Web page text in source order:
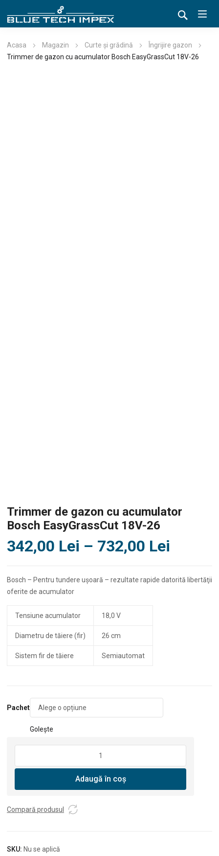
Acasa Magazin Curte și grădină
Îngrijire gazon
Trimmer de gazon cu acumulator Bosch EasyGrassCut 18V-26
Trimmer de gazon cu acumulator
Bosch EasyGrassCut 18V-26
342,00 Lei – 732,00 Lei
Bosch – Pentru tundere uşoară – rezultate rapide datorită libertăţii
oferite de acumulator
Tensiune acumulator 18,0 V
Diametru de tăiere (fir) 26 cm
Sistem fir de tăiere Semiautomat
Pachet
Golește
de
Bosch
26
Adaugă în coș
Compară produsul
SKU: Nu se aplică